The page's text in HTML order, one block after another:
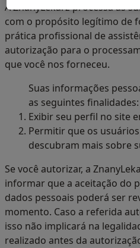
A ZnanyLekarz processa as
com o propósito legítimo de
prática profissional de
autorização para o
que você nos forneceu.
Suas informações
as seguintes finalidades:
Exibir seu perfil no site
Permitir que os
descubram mais sobre
Se você autorizar, a
informar que a aceitação do
dados pessoais poderá ser
momento. Caso a referida
isso não implicará na
realizado antes da